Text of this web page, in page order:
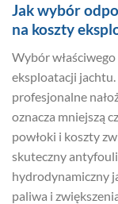
Jak wybór
na koszty
Wybór
eksploatacji
profesjonalne
oznacza mniejszą
powłoki i koszty
skuteczny
hydrodynamiczny
paliwa i